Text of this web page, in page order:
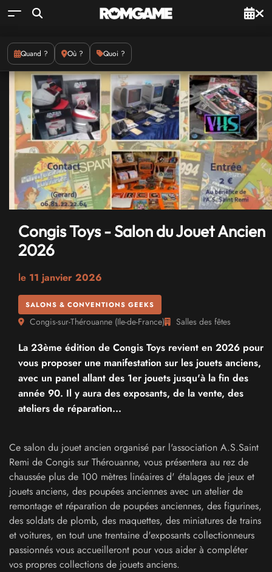
Quand ? Où ? Quoi ?
Congis Toys - Salon du Jouet Ancien
2026
le 11 janvier 2026
SALONS & CONVENTIONS GEEKS
Congis-sur-Thérouanne (Ile-de-France) Salles des fêtes
La 23ème édition de Congis Toys revient en 2026 pour
vous proposer une manifestation sur les jouets anciens,
avec un panel allant des 1er jouets jusqu'à la fin des
année 90. Il y aura des exposants, de la vente, des
ateliers de réparation...
Ce salon du jouet ancien organisé par l'association A.S.Saint
Remi de Congis sur Thérouanne, vous présentera au rez de
chaussée plus de 100 mètres linéaires d' étalages de jeux et
jouets anciens, des poupées anciennes avec un atelier de
remontage et réparation de poupées anciennes, des figurines,
des soldats de plomb, des maquettes, des miniatures de trains
et voitures, en tout une trentaine d'exposants collectionneurs
passionnés vous accueilleront pour vous aider à compléter
vos propres collections de jouets anciens.